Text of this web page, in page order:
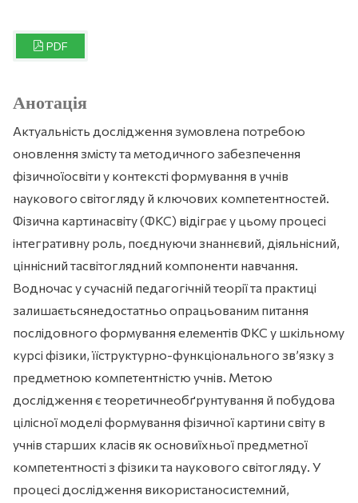
PDF
Анотація
Актуальність дослідження зумовлена потребою
оновлення змісту та методичного забезпечення
фізичноїосвіти у контексті формування в учнів
наукового світогляду й ключових компетентностей.
Фізична картинасвіту (ФКС) відіграє у цьому процесі
інтегративну роль, поєднуючи знаннєвий, діяльнісний,
ціннісний тасвітоглядний компоненти навчання.
Водночас у сучасній педагогічній теорії та практиці
залишаєтьсянедостатньо опрацьованим питання
послідовного формування елементів ФКС у шкільному
курсі фізики, їїструктурно-функціонального зв’язку з
предметною компетентністю учнів. Метою
дослідження є теоретичнеобґрунтування й побудова
цілісної моделі формування фізичної картини світу в
учнів старших класів як основиїхньої предметної
компетентності з фізики та наукового світогляду. У
процесі дослідження використаносистемний,